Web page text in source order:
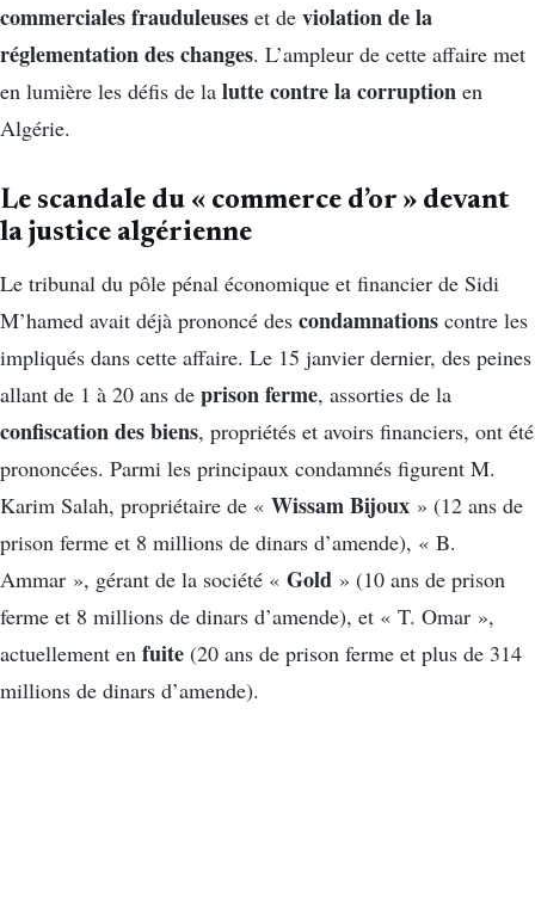
commerciales frauduleuses et de violation de la
réglementation des changes. L’ampleur de cette affaire met
en lumière les défis de la lutte contre la corruption en
Algérie.
Le scandale du « commerce d’or » devant
la justice algérienne
Le tribunal du pôle pénal économique et financier de Sidi
M’hamed avait déjà prononcé des condamnations contre les
impliqués dans cette affaire. Le 15 janvier dernier, des peines
allant de 1 à 20 ans de prison ferme, assorties de la
confiscation des biens, propriétés et avoirs financiers, ont été
prononcées. Parmi les principaux condamnés figurent M.
Karim Salah, propriétaire de « Wissam Bijoux » (12 ans de
prison ferme et 8 millions de dinars d’amende), « B.
Ammar », gérant de la société « Gold » (10 ans de prison
ferme et 8 millions de dinars d’amende), et « T. Omar »,
actuellement en fuite (20 ans de prison ferme et plus de 314
millions de dinars d’amende).